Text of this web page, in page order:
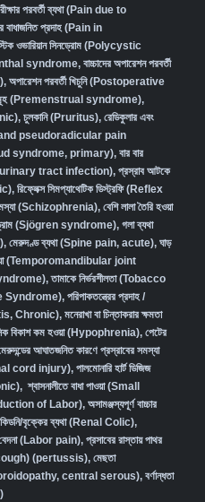
পরবর্তী ব্যথা (Pain due to
বাধাজনিত প্রদাহ (Pain in
ওভারিয়ান সিনড্রোম (Polycystic
syndrome, বাচ্চাদের অপারেশন পরবর্তী
, অপারেশন পরবর্তী খিচুনি (Postoperative
সমূহ (Premenstrual syndrome),
, চুলকানি (Pruritus), রেডিকুলার এবং
and pseudoradicular pain
syndrome, primary), বার বার
urinary tract infection), প্রস্রাব আটকে
, রিফ্লেক্স সিমপ্যাথেটিক ডিস্ট্রফি (Reflex
(Schizophrenia), বেশি লালা তৈরি হওয়া
(Sjögren syndrome), গলা ব্যথা
, মেরুদণ্ড ব্যথা (Spine pain, acute), ঘাড়
(Temporomandibular joint
,তামাকে নির্ভরশীলতা (Tobacco
Syndrome), পরিপাকতন্ত্রের প্রদাহ /
Chronic), মনেরাখা বা চিন্তাকরার ক্ষমতা
বিকাশ কম হওয়া (Hypophrenia), পেটের
আঘাতজনিত কারণে প্রস্রাবের সমস্যা
cord injury), পালমোনারি হার্ট ডিজিজ
,শ্বাসনালীতে বাধা পাওয়া (Small
of Labor), অসামঞ্জস্যপূর্ণ বাচ্চার
কিডনি/বৃক্কের ব্যথা (Renal Colic),
(Labor pain), প্রসাবের রাস্তায় পাথর
cough) (pertussis), মেছতা
central serous), বর্ণান্ধতা